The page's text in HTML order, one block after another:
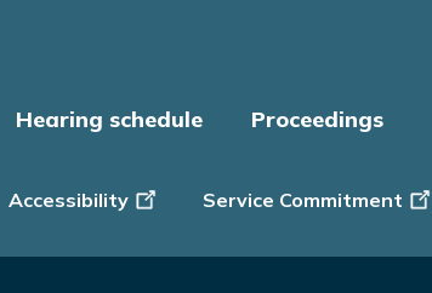
Hearing schedule Proceedings
Accessibility Service Commitment